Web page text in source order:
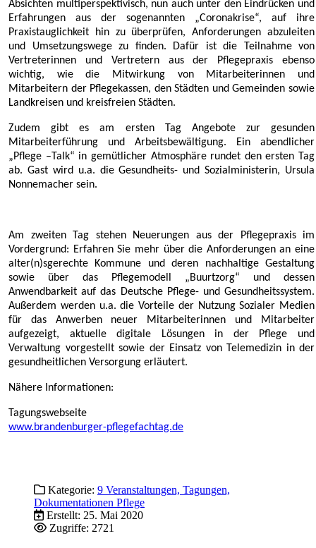
Absichten multiperspektivisch, nun auch unter den Eindrücken und
Erfahrungen aus der sogenannten „Coronakrise“, auf ihre
Praxistauglichkeit hin zu überprüfen, Anforderungen abzuleiten
und Umsetzungswege zu finden. Dafür ist die Teilnahme von
Vertreterinnen und Vertretern aus der Pflegepraxis ebenso
wichtig, wie die Mitwirkung von Mitarbeiterinnen und
Mitarbeitern der Pflegekassen, den Städten und Gemeinden sowie
Landkreisen und kreisfreien Städten.
Zudem gibt es am ersten Tag Angebote zur gesunden
Mitarbeiterführung und Arbeitsbewältigung. Ein abendlicher
„Pflege –Talk“ in gemütlicher Atmosphäre rundet den ersten Tag
ab. Gast wird u.a. die Gesundheits- und Sozialministerin, Ursula
Nonnemacher sein.
Am zweiten Tag stehen Neuerungen aus der Pflegepraxis im
Vordergrund: Erfahren Sie mehr über die Anforderungen an eine
alter(n)sgerechte Kommune und deren nachhaltige Gestaltung
sowie über das Pflegemodell „Buurtzorg“ und dessen
Anwendbarkeit auf das Deutsche Pflege- und Gesundheitssystem.
Außerdem werden u.a. die Vorteile der Nutzung Sozialer Medien
für das Anwerben neuer Mitarbeiterinnen und Mitarbeiter
aufgezeigt, aktuelle digitale Lösungen in der Pflege und
Verwaltung vorgestellt sowie der Einsatz von Telemedizin in der
gesundheitlichen Versorgung erläutert.
Nähere Informationen:
Tagungswebseite
www.brandenburger-pflegefachtag.de
Kategorie: 9 Veranstaltungen, Tagungen,
Dokumentationen Pflege
Erstellt: 25. Mai 2020
Zugriffe: 2721